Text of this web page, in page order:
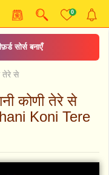
0
सोर्स बनाएँ
तेरे से
कोणी तेरे से
Koni Tere